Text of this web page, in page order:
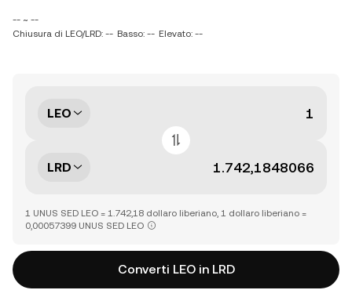
-- ~ --
Chiusura di LEO/LRD: -- Basso: -- Elevato: --
LEO
LRD
1 UNUS SED LEO = 1.742,18 dollaro liberiano, 1 dollaro liberiano =
0,00057399 UNUS SED LEO
Converti LEO in LRD